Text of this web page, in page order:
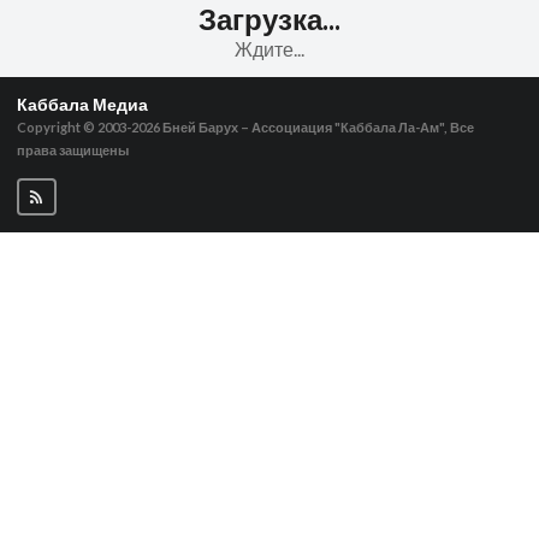
Загрузка...
Ждите...
Каббала Медиа
Copyright © 2003-2026 Бней Барух – Ассоциация "Каббала Ла-Ам", Все
права защищены